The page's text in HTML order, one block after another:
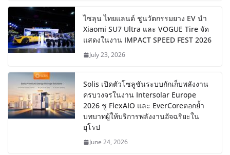
ไซลุน ไทยแลนด์ ชูนวัตกรรมยาง EV นำ
Xiaomi SU7 Ultra และ VOGUE Tire จัด
แสดงในงาน IMPACT SPEED FEST 2026
July 23, 2026
Solis เปิดตัวโซลูชันระบบกักเก็บพลังงาน
ครบวงจรในงาน Intersolar Europe
2026 ชู FlexAIO และ EverCoreตอกย้ำ
บทบาทผู้ให้บริการพลังงานอัจฉริยะใน
ยุโรป
June 24, 2026